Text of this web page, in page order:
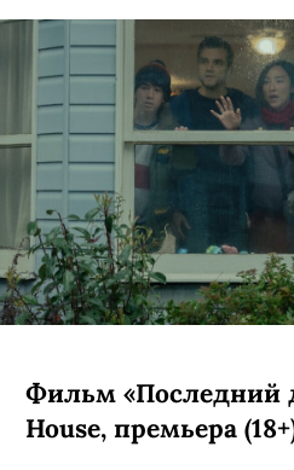
Фильм «Последний
House, премьера